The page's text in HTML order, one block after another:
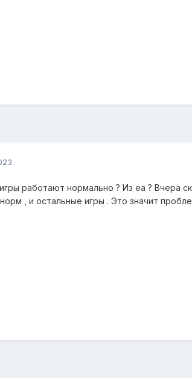
работают нормально ? Из ea ? Вчера
, и остальные игры . Это значит